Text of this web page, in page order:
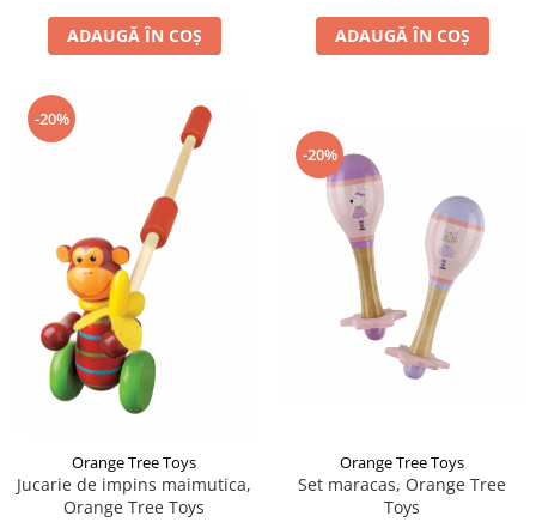
ADAUGĂ ÎN COȘ ADAUGĂ ÎN COȘ
-20%
Orange Tree Toys
Jucarie de impins maimutica,
Orange Tree Toys
-20%
Orange Tree Toys
Set maracas, Orange Tree
Toys